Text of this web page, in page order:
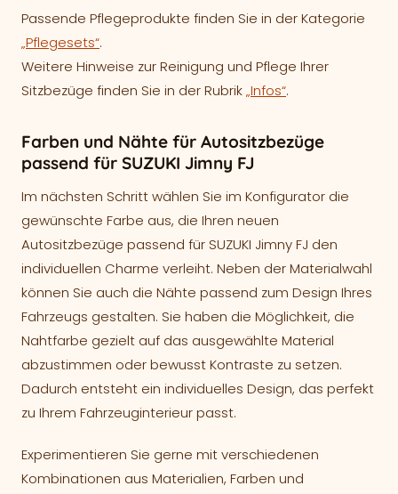
Passende Pflegeprodukte finden Sie in der Kategorie
„Pflegesets“.
Weitere Hinweise zur Reinigung und Pflege Ihrer
Sitzbezüge finden Sie in der Rubrik„Infos“.
Farben und Nähte für Autositzbezüge
passend für SUZUKI Jimny FJ
Im nächsten Schritt wählen Sie im Konfigurator die
gewünschte Farbe aus, die Ihren neuen
Autositzbezüge passend für SUZUKI Jimny FJ den
individuellen Charme verleiht. Neben der Materialwahl
können Sie auch die Nähte passend zum Design Ihres
Fahrzeugs gestalten. Sie haben die Möglichkeit, die
Nahtfarbe gezielt auf das ausgewählte Material
abzustimmen oder bewusst Kontraste zu setzen.
Dadurch entsteht ein individuelles Design, das perfekt
zu Ihrem Fahrzeuginterieur passt.
Experimentieren Sie gerne mit verschiedenen
Kombinationen aus Materialien, Farben und